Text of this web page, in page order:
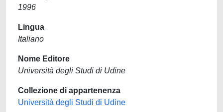
1996
Lingua
Italiano
Nome Editore
Università degli Studi di Udine
Collezione di appartenenza
Università degli Studi di Udine